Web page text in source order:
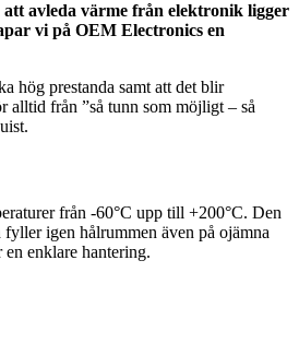
avleda värme från elektronik ligger
vi på OEM Electronics en
hög prestanda samt att det blir
alltid från ”så tunn som möjligt – så
från -60°C upp till +200°C. Den
igen hålrummen även på ojämna
enklare hantering.